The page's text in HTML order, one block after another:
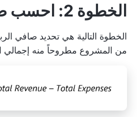
الخطوة 2: احسب صافي الربح
الخطوة التالية هي تحديد صافي
من المشروع مطروحاً منه إجمالي